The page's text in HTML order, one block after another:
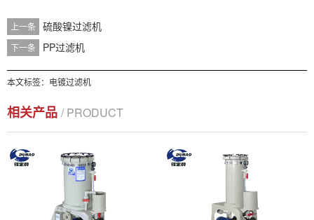
上一条 硫酸镍过滤机
下一条 PP过滤机
本文标签：电镀过滤机
相关产品 / PRODUCT